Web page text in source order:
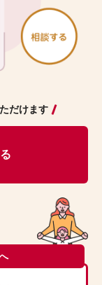
だけます